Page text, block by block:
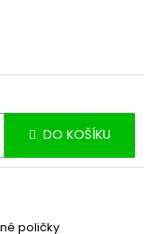
DO KOŠÍKU
poličky